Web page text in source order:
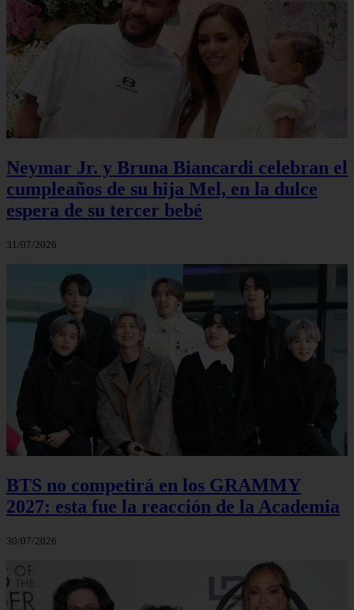
Neymar Jr. y Bruna Biancardi celebran el
cumpleaños de su hija Mel, en la dulce
espera de su tercer bebé
31/07/2026
BTS no competirá en los GRAMMY
2027: esta fue la reacción de la Academia
30/07/2026